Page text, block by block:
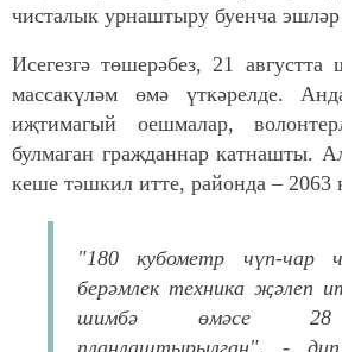
чисталык урнаштыру буенча
Исегезгә төшерәбез, 21
массакүләм өмә үткәрелде.
иҗтимагый оешмалар,
булмаган гражданнар катнашты.
кеше тәшкил итте, районда – 2063
"180 кубометр чүп-чар
берәмлек техника җәлеп
шимбә өмәсе 28